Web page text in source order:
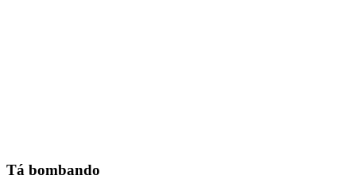
Tá bombando